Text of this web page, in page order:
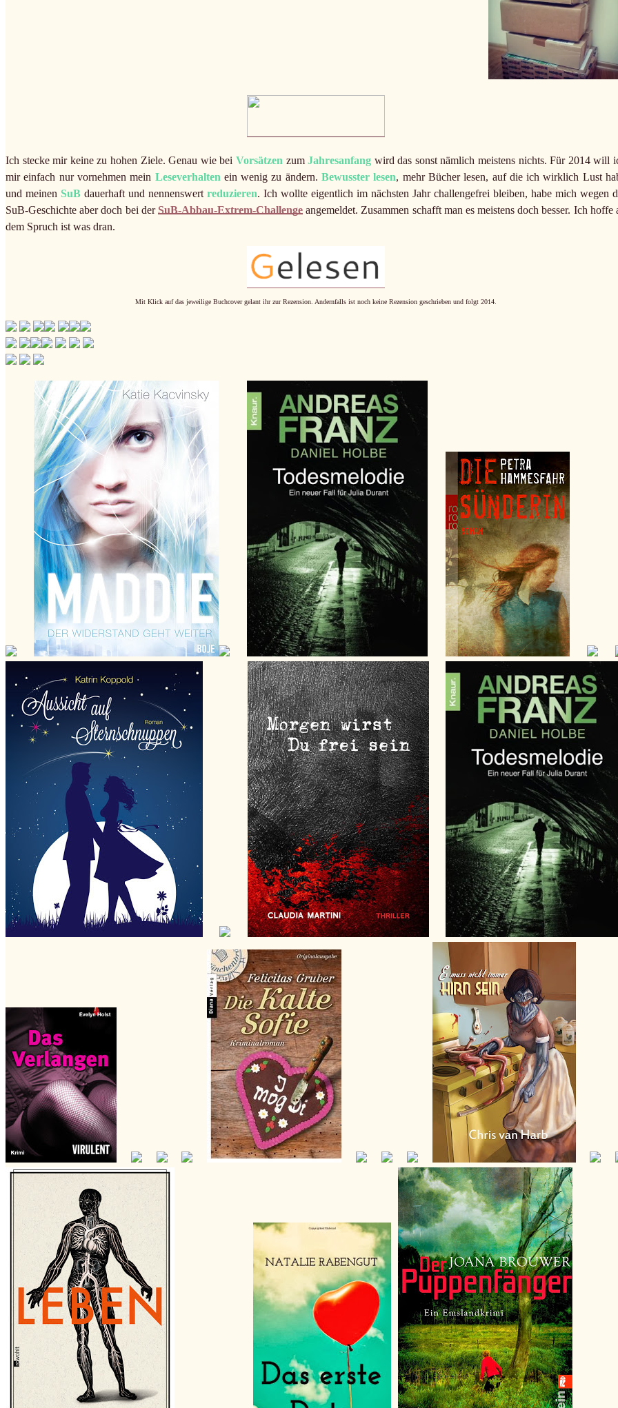
Ich stecke mir keine zu hohen Ziele. Genau wie bei Vorsätzen zumJahresanfang wird das sonst nämlich meistens nichts. Für 2014 will
mir einfach nur vornehmen mein Leseverhalten ein wenig zu ändern. Bewusster lesen, mehr Bücher lesen, auf die ich wirklich Lust
und meinen SuB dauerhaft und nennenswert reduzieren. Ich wollte eigentlich im nächsten Jahr challengefrei bleiben, habe mich wegen
SuB-Geschichte aber doch bei der SuB-Abbau-Extrem-Challengeangemeldet. Zusammen schafft man es meistens doch besser. Ich hoffe
dem Spruch ist was dran.
Mit Klick auf das jeweilige Buchcover gelant ihr zur Rezension. Andernfalls ist noch keine Rezension geschrieben und folgt 2014.